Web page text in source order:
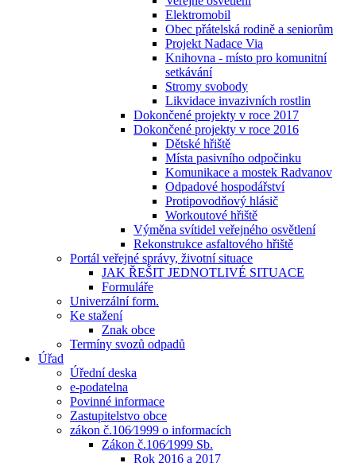
Elektromobil
Obec přátelská rodině a seniorům
Projekt Nadace Via
Knihovna - místo pro komunitní
setkávání
Stromy svobody
Likvidace invazivních rostlin
Dokončené projekty v roce 2017
Dokončené projekty v roce 2016
Dětské hřiště
Místa pasivního odpočinku
Komunikace a mostek Radvanov
Odpadové hospodářství
Protipovodňový hlásič
Workoutové hřiště
Výměna svítidel veřejného osvětlení
Rekonstrukce asfaltového hřiště
Portál veřejné správy, životní situace
JAK ŘEŠIT JEDNOTLIVÉ SITUACE
Formuláře
Univerzální form.
Ke stažení
Znak obce
Termíny svozů odpadů
Úřad
Úřední deska
e-podatelna
Povinné informace
Zastupitelstvo obce
zákon č.106⁄1999 o informacích
Zákon č.106⁄1999 Sb.
Rok 2016 a 2017